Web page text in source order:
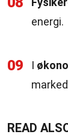
energi.
09 I
READ